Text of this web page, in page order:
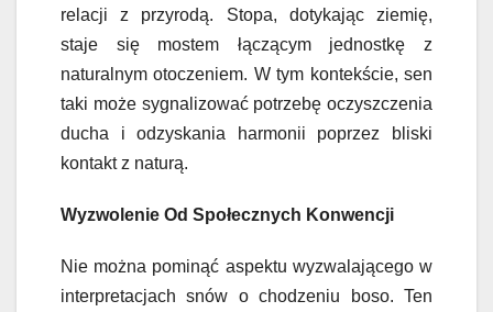
relacji z przyrodą. Stopa, dotykając ziemię,
staje się mostem łączącym jednostkę z
naturalnym otoczeniem. W tym kontekście, sen
taki może sygnalizować potrzebę oczyszczenia
ducha i odzyskania harmonii poprzez bliski
kontakt z naturą.
Wyzwolenie Od Społecznych Konwencji
Nie można pominąć aspektu wyzwalającego w
interpretacjach snów o chodzeniu boso. Ten